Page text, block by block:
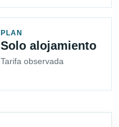
PLAN
Solo alojamiento
Tarifa observada